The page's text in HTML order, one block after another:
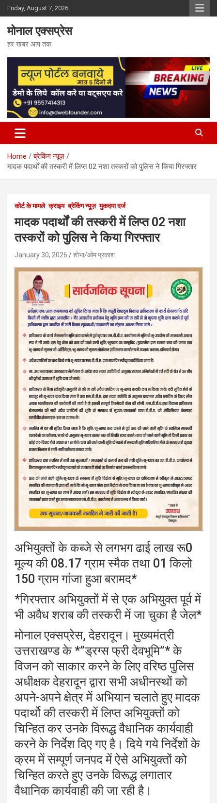
Skip
to
content
Friday, August 7, 2026
मोनाल एक्सप्रेस
हर खबर आप तक
Home
ब्रेकिंग न्यूज़
मादक पदार्थों की तस्करी में लिप्त 02 नशा तस्करों को पुलिस ने किया गिरफ्तार
कोर्ट के मामले क्राइम ब्रेकिंग न्यूज़ मुकदमा दर्ज
मादक पदार्थों की तस्करी में लिप्त 02 नशा
तस्करों को पुलिस ने किया गिरफ्तार
January 30, 2026 शोभा/ओम प्रकाश
अभियुक्तों के कब्जे से लगभग ढाई लाख रू0
मूल्य की 08.17 ग्राम स्मैक तथा 01 किलो
150 ग्राम गांजा हुआ बरामद*
*गिरफ्तार अभियुक्तों में से एक अभियुक्त पूर्व में
भी अवैध शराब की तस्करी में जा चुका है जेल*
मोनाल एक्सप्रेस, देहरादून। मुख्यमंत्री
उत्तराखण्ड के *”ड्रग्स फ्री देवभूमि”* के
विजन को साकार करने के लिए वरिष्ठ पुलिस
अधीक्षक देहरादून द्वारा सभी अधीनस्थों को
अपने-अपने क्षेत्र में अभियान चलाते हुए मादक
पदार्थो की तस्करी में लिप्त अभियुक्तों को
चिन्हित कर उनके विरूद्ध वैधानिक कार्यवाही
करने के निर्देश दिए गए है। दिये गये निर्देशों के
क्रम में सम्पूर्ण जनपद में ऐसे अभियुक्तों को
चिन्हित करते हुए उनके विरूद्ध लगातार
वैधानिक कार्यवाही की जा रही है।